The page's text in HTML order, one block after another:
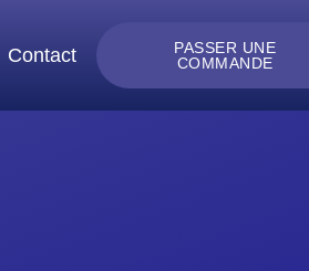
Contact
PASSER UNE
COMMANDE